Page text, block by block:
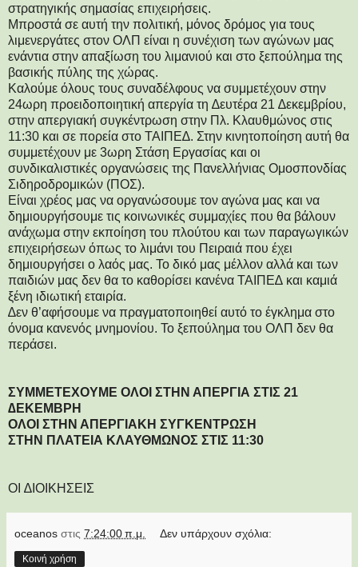
στρατηγικής σημασίας επιχειρήσεις.
Μπροστά σε αυτή την πολιτική, μόνος δρόμος για τους
λιμενεργάτες στον ΟΛΠ είναι η συνέχιση των αγώνων μας
ενάντια στην απαξίωση του λιμανιού και στο ξεπούλημα της
βασικής πύλης της χώρας.
Καλούμε όλους τους συναδέλφους να συμμετέχουν στην
24ωρη προειδοποιητική απεργία τη ∆ευτέρα 21 ∆εκεμβρίου,
στην απεργιακή συγκέντρωση στην Πλ. Κλαυθμώνος στις
11:30 και σε πορεία στο ΤΑΙΠΕ∆. Στην κινητοποίηση αυτή θα
συμμετέχουν με 3ωρη Στάση Εργασίας και οι
συνδικαλιστικές οργανώσεις της Πανελλήνιας Ομοσπονδίας
Σιδηροδρομικών (ΠΟΣ).
Είναι χρέος μας να οργανώσουμε τον αγώνα μας και να
δημιουργήσουμε τις κοινωνικές συμμαχίες που θα βάλουν
ανάχωμα στην εκποίηση του πλούτου και των παραγωγικών
επιχειρήσεων όπως το λιμάνι του Πειραιά που έχει
δημιουργήσει ο λαός μας. Το δικό μας μέλλον αλλά και των
παιδιών μας δεν θα το καθορίσει κανένα ΤΑΙΠΕ∆ και καμιά
ξένη ιδιωτική εταιρία.
∆εν θ’αφήσουμε να πραγματοποιηθεί αυτό το έγκλημα στο
όνομα κανενός μνημονίου. Το ξεπούλημα του ΟΛΠ δεν θα
περάσει.
ΣΥΜΜΕΤΕΧΟΥΜΕ ΟΛΟΙ ΣΤΗΝ ΑΠΕΡΓΙΑ ΣΤΙΣ 21
∆ΕΚΕΜΒΡΗ
ΟΛΟΙ ΣΤΗΝ ΑΠΕΡΓΙΑΚΗ ΣΥΓΚΕΝΤΡΩΣΗ
ΣΤΗΝ ΠΛΑΤΕΙΑ ΚΛΑΥΘΜΩΝΟΣ ΣΤΙΣ 11:30
ΟΙ ∆ΙΟΙΚΗΣΕΙΣ
oceanos στις 7:24:00 π.μ. Δεν υπάρχουν σχόλια:
Κοινή χρήση